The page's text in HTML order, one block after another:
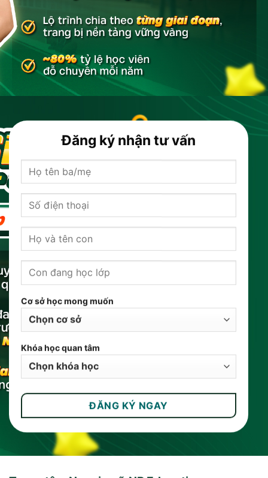
Đăng ký nhận tư vấn
Cơ sở học mong muốn
Khóa học quan tâm